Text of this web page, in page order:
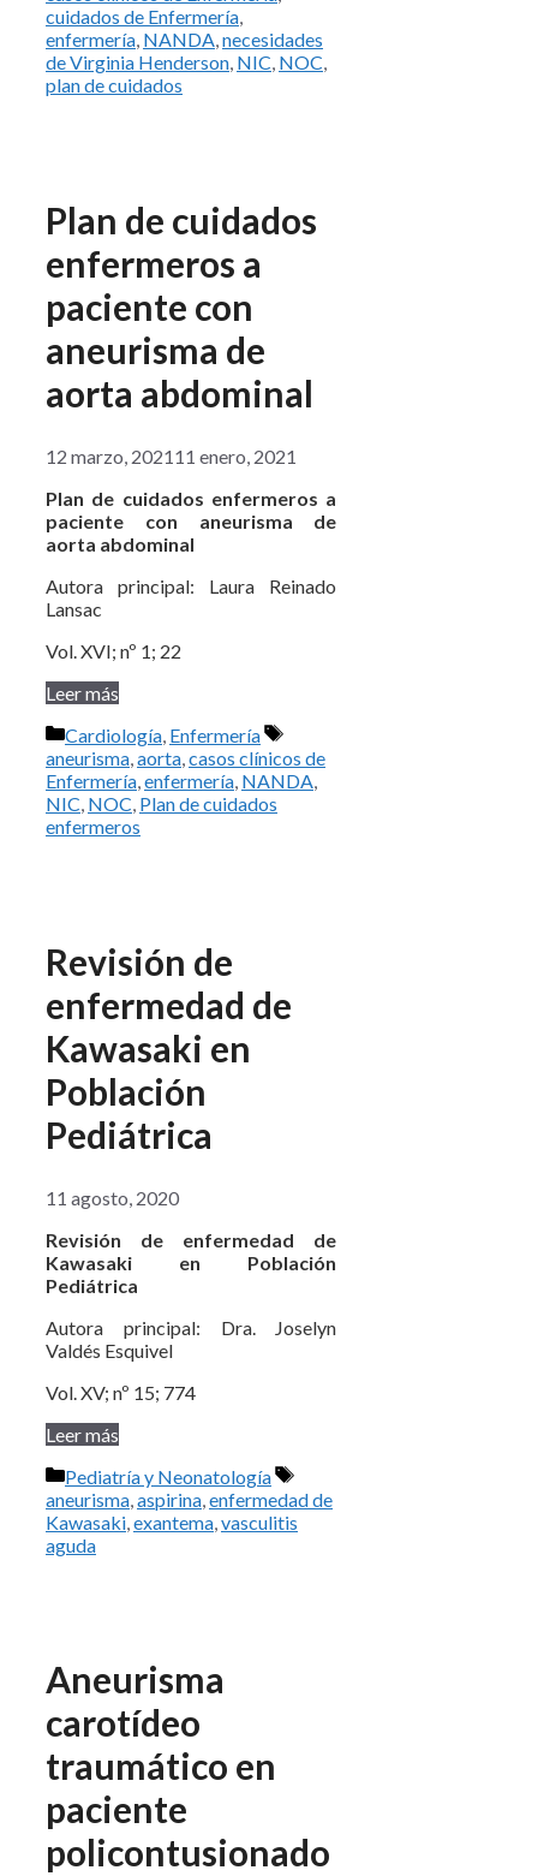
cuidados de Enfermería,
enfermería, NANDA,necesidades
de Virginia Henderson, NIC, NOC,
plan de cuidados
Plan de cuidados
enfermeros a
paciente con
aneurisma de
aorta abdominal
12 marzo, 202111 enero, 2021
Plan de cuidados enfermeros a
paciente con aneurisma de
aorta abdominal
Autora principal: Laura Reinado
Lansac
Vol. XVI; nº 1; 22
Leer más
Categorías
Cardiología, Enfermería
Etiquetas
aneurisma,aorta,casos clínicos de
Enfermería,enfermería, NANDA,
NIC, NOC, Plan de cuidados
enfermeros
Revisión de
enfermedad de
Kawasaki en
Población
Pediátrica
11 agosto, 2020
Revisión de enfermedad de
Kawasaki en Población
Pediátrica
Autora principal: Dra. Joselyn
Valdés Esquivel
Vol. XV; nº 15; 774
Leer más
Categorías
Pediatría y Neonatología
Etiquetas
aneurisma aspirina enfermedad de
Kawasaki exantema vasculitis
aguda
Aneurisma
carotídeo
traumático en
paciente
policontusionado